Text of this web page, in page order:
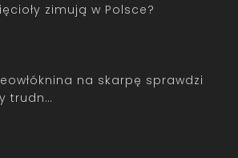
zimują w Polsce?
na skarpę sprawdzi
trudn…